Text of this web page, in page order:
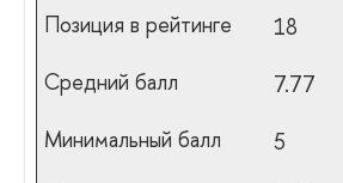
18
7.77
5